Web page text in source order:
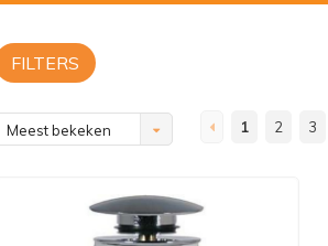
FILTERS
Meest bekeken 1 2 3